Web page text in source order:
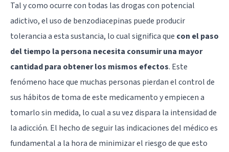
Tal y como ocurre con todas las drogas con potencial
adictivo, el uso de benzodiacepinas puede producir
tolerancia a esta sustancia, lo cual significa que con el paso
del tiempo la persona necesita consumir una mayor
cantidad para obtener los mismos efectos. Este
fenómeno hace que muchas personas pierdan el control de
sus hábitos de toma de este medicamento y empiecen a
tomarlo sin medida, lo cual a su vez dispara la intensidad de
la adicción. El hecho de seguir las indicaciones del médico es
fundamental a la hora de minimizar el riesgo de que esto